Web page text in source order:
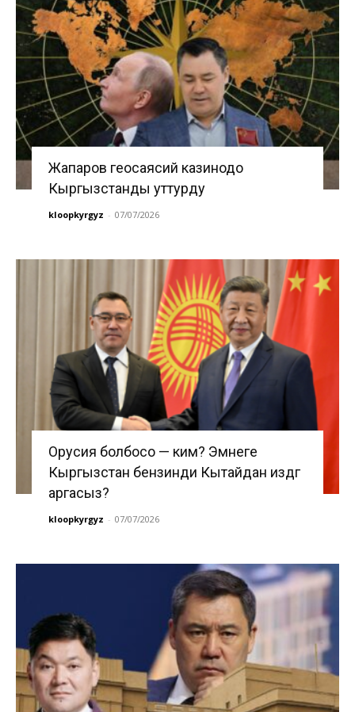
Жапаров геосаясий казинодо
Кыргызстанды уттурду
kloopkyrgyz - 07/07/2026
Орусия болбосо — ким? Эмнеге
Кыргызстан бензинди Кытайдан издөөгө
аргасыз?
kloopkyrgyz - 07/07/2026